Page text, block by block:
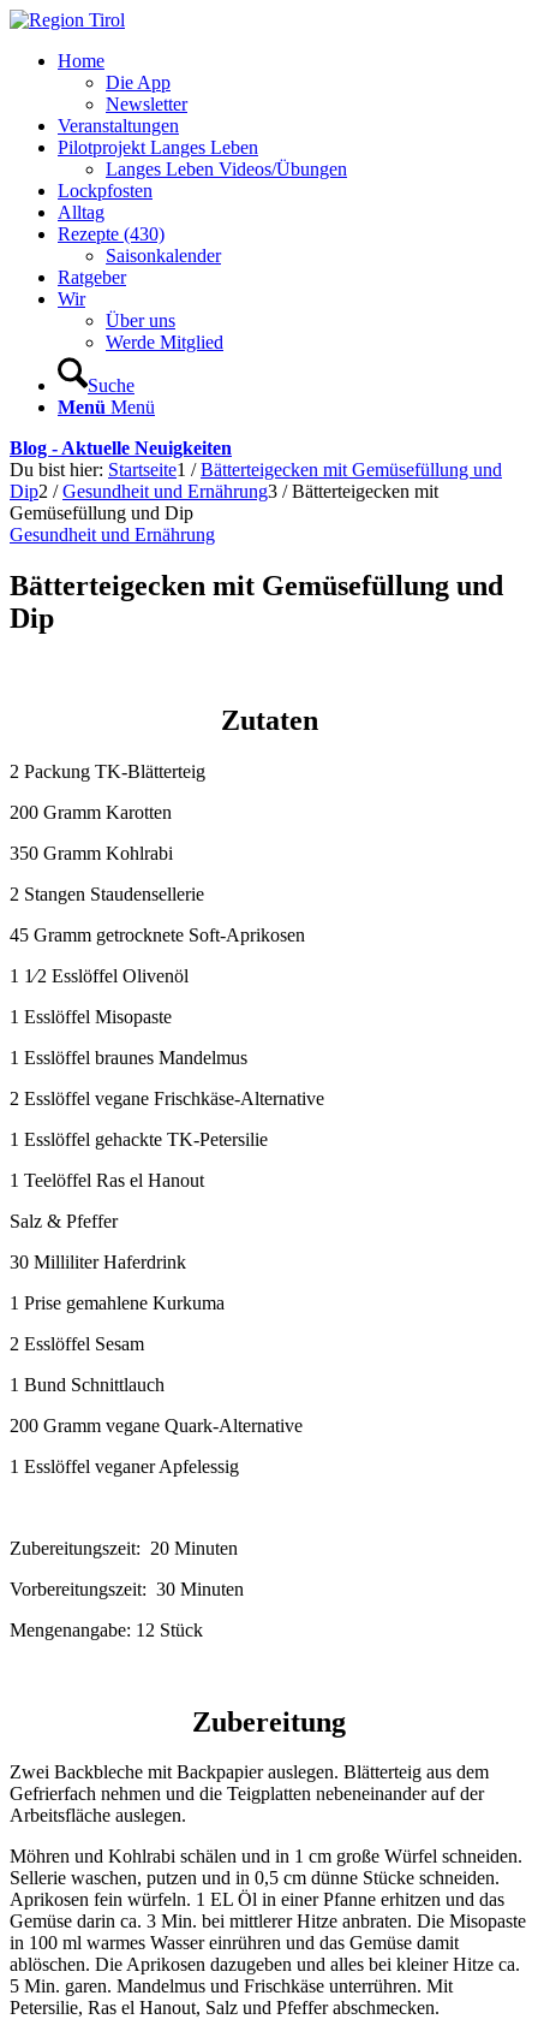
Home
Die App
Newsletter
Veranstaltungen
Pilotprojekt Langes Leben
Langes Leben Videos/Übungen
Lockpfosten
Alltag
Rezepte (430)
Saisonkalender
Ratgeber
Wir
Über uns
Werde Mitglied
Suche
Menü Menü
Blog - Aktuelle Neuigkeiten
Du bist hier: Startseite1 / Bätterteigecken mit Gemüsefüllung und
Dip2 / Gesundheit und Ernährung3 / Bätterteigecken mit
Gemüsefüllung und Dip
Gesundheit und Ernährung
Bätterteigecken mit Gemüsefüllung und
Dip
Zutaten
2 Packung TK-Blätterteig
200 Gramm Karotten
350 Gramm Kohlrabi
2 Stangen Staudensellerie
45 Gramm getrocknete Soft-Aprikosen
1 1⁄2 Esslöffel Olivenöl
1 Esslöffel Misopaste
1 Esslöffel braunes Mandelmus
2 Esslöffel vegane Frischkäse-Alternative
1 Esslöffel gehackte TK-Petersilie
1 Teelöffel Ras el Hanout
Salz & Pfeffer
30 Milliliter Haferdrink
1 Prise gemahlene Kurkuma
2 Esslöffel Sesam
1 Bund Schnittlauch
200 Gramm vegane Quark-Alternative
1 Esslöffel veganer Apfelessig
Zubereitungszeit: 20 Minuten
Vorbereitungszeit: 30 Minuten
Mengenangabe: 12 Stück
Zubereitung
Zwei Backbleche mit Backpapier auslegen. Blätterteig aus dem
Gefrierfach nehmen und die Teigplatten nebeneinander auf der
Arbeitsfläche auslegen.
Möhren und Kohlrabi schälen und in 1 cm große Würfel schneiden.
Sellerie waschen, putzen und in 0,5 cm dünne Stücke schneiden.
Aprikosen fein würfeln. 1 EL Öl in einer Pfanne erhitzen und das
Gemüse darin ca. 3 Min. bei mittlerer Hitze anbraten. Die Misopaste
in 100 ml warmes Wasser einrühren und das Gemüse damit
ablöschen. Die Aprikosen dazugeben und alles bei kleiner Hitze ca.
5 Min. garen. Mandelmus und Frischkäse unterrühren. Mit
Petersilie, Ras el Hanout, Salz und Pfeffer abschmecken.